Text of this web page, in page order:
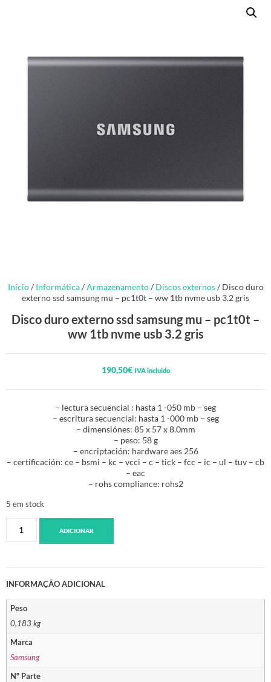
Início/ Informática/Armazenamento/ Discos externos/ Disco duro
externo ssd samsung mu – pc1t0t – ww 1tb nvme usb 3.2 gris
Disco duro externo ssd samsung mu – pc1t0t –
ww 1tb nvme usb 3.2 gris
190,50€ IVA incluido
– lectura secuencial : hasta 1 -050 mb – seg
– escritura secuencial: hasta 1 -000 mb – seg
– dimensiónes: 85 x 57 x 8.0mm
– peso: 58 g
– encriptación: hardware aes 256
– certificación: ce – bsmi – kc – vcci – c – tick – fcc – ic – ul – tuv – cb
– eac
– rohs compliance: rohs2
5 em stock
ADICIONAR
INFORMAÇÃO ADICIONAL
Peso
0,183 kg
Marca
Samsung
Nº Parte